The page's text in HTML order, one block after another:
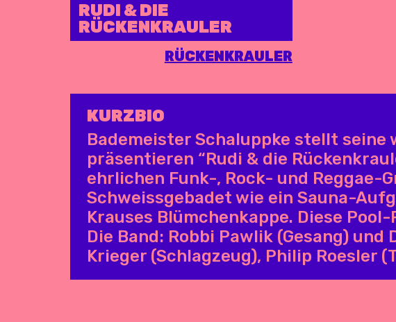
KURZBIO
Bademeister Schaluppke stellt
präsentieren “Rudi & die
ehrlichen Funk-, Rock- und Reggae-
Schweissgebadet wie ein Sauna-
Krauses Blümchenkappe. Diese
Die Band: Robbi Pawlik (Gesang)
Krieger (Schlagzeug), Philip Roesler
RUDI & DIE
RÜCKENKRAULER
RÜCKENKRAULER